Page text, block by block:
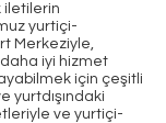
iletilerin
yurtiçi-
Merkeziyle,
iyi hizmet
için çeşitli
yurtdışındaki
ve yurtiçi-